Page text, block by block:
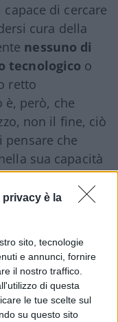
privacy è la
sito, tecnologie
e annunci, fornire
il nostro traffico.
di questa
le tue scelte sul
su questo sito
di cercare
cura della
nessuno di
tecnologico o
retto
è, però, che
non il fine, ciò
pensare che
sua capacità
per giunta.
nella gestione,
auguro che non